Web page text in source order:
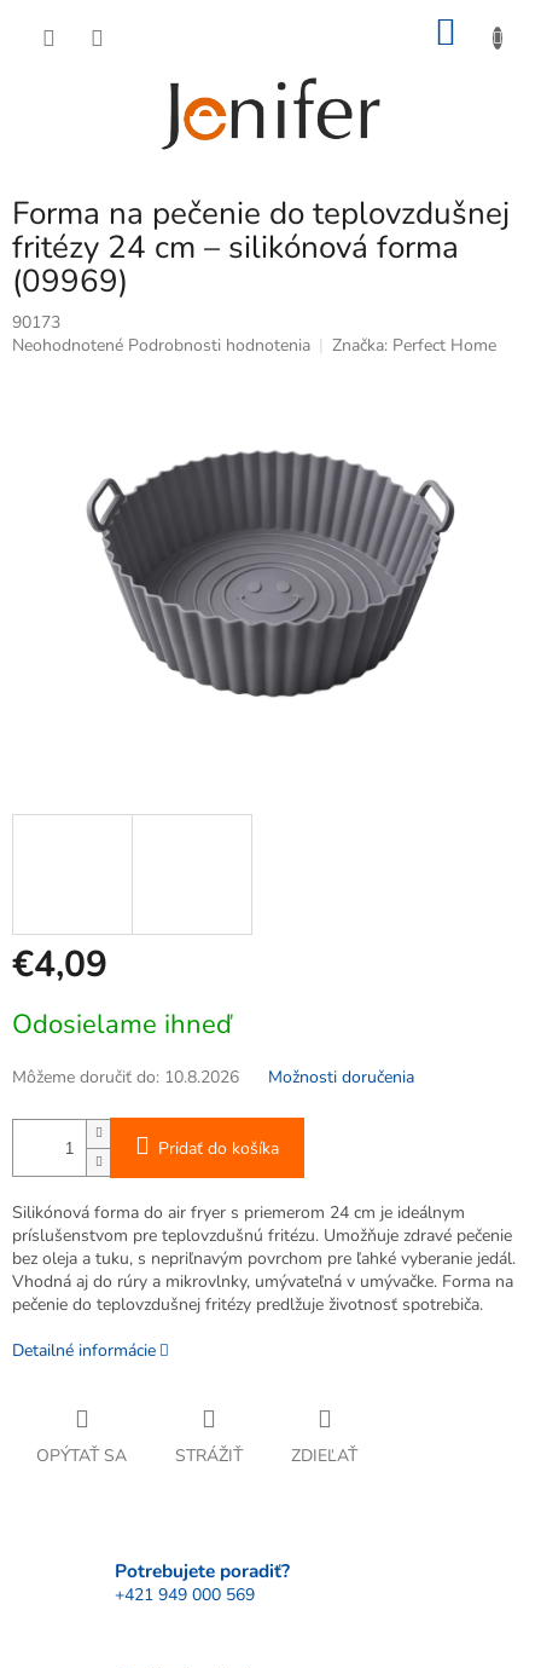
Forma na pečenie do teplovzdušnej
fritézy 24 cm – silikónová forma
(09969)
90173
Priemerné
hviezdičiek.
Neohodnotené Podrobnosti hodnotenia Značka: Perfect Home
€4,09
cena:
Odosielame ihneď
Môžeme doručiť do: 10.8.2026 Možnosti doručenia
Pridať do košíka
Silikónová forma do air fryer s priemerom 24 cm je ideálnym
príslušenstvom pre teplovzdušnú fritézu. Umožňuje zdravé pečenie
bez oleja a tuku, s nepriľnavým povrchom pre ľahké vyberanie jedál.
Vhodná aj do rúry a mikrovlnky, umývateľná v umývačke. Forma na
pečenie do teplovzdušnej fritézy predlžuje životnosť spotrebiča.
Detailné informácie
OPÝTAŤ SA STRÁŽIŤ ZDIEĽAŤ
Potrebujete poradiť?
+421 949 000 569